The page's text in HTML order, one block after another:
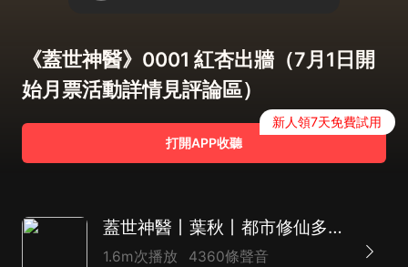
《蓋世神醫》0001 紅杏出牆（7月1日開
始月票活動詳情見評論區）
打開APP收聽
新人領7天免費試用
蓋世神醫丨葉秋丨都市修仙多人有聲劇丨一種侃侃
1.6m次播放 4360條聲音